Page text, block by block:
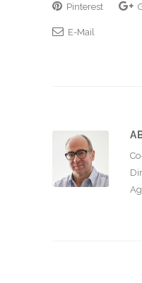
Pinterest
E-Mail